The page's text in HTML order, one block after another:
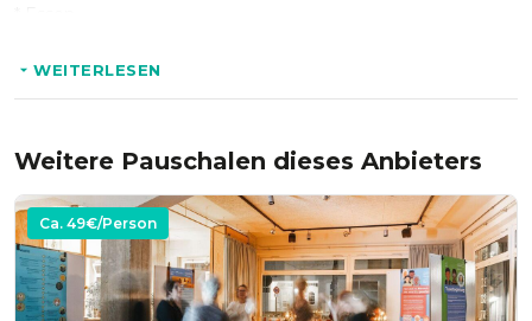
Optional:
* Moderationsmaterial
* Abend-Snacks
* Blumen & Dekoration
WEITERLESEN
Weitere Pauschalen dieses Anbieters
Ca. 49€/Person